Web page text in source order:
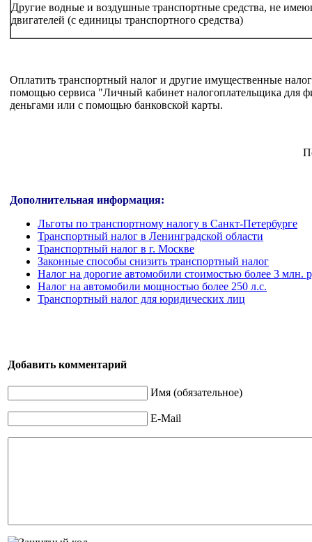
Другие водные и воздушные транспортные средства, не
двигателей (с единицы транспортного средства)
Оплатить транспортный налог и другие имущественные
помощью сервиса "Личный кабинет налогоплательщика для
деньгами или с помощью банковской карты.
Дополнительная информация:
Льготы по транспортному налогу в Санкт-Петербурге
Транспортный налог в Ленинградской области
Транспортный налог в г. Москве
Законные способы снизить транспортный налог
Налог на дорогие автомобили стоимостью более 3 млн.
Налог на автомобили мощностью более 250 л.с.
Транспортный налог для юридических лиц
Добавить комментарий
Имя (обязательное)
E-Mail